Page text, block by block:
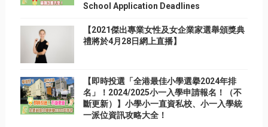
School Application Deadlines
【2021傑出專業女性及女企業家選舉頒獎典
禮將於4月28日網上直播】
【即時投選「全港最佳小學選擧2024年排
名」！2024/2025小一入學申請報名！（不
斷更新）】小學小一直資私校、小一入學統
一派位資訊攻略大全！